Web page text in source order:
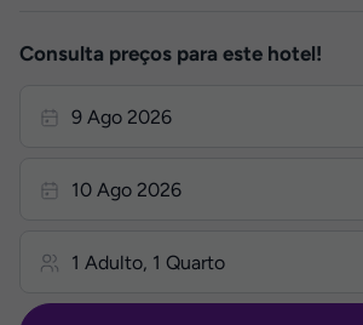
Consulta preços para este hotel!